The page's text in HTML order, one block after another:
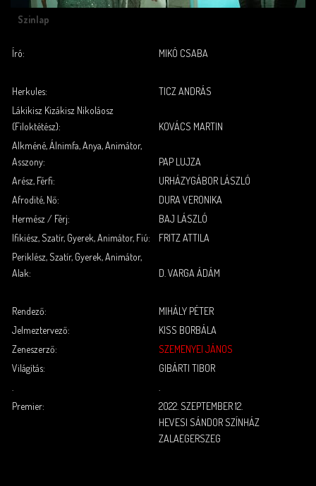
Szinlap
Író:
MIKÓ CSABA
Herkules:
TICZ ANDRÁS
Lákikisz Kizákisz Nikoláosz
(Filoktétész):
KOVÁCS MARTIN
Alkméné, Álnimfa, Anya, Animátor,
Asszony:
PAP LUJZA
Arész, Férfi:
URHÁZYGÁBOR LÁSZLÓ
Afrodité, Nő:
DURA VERONIKA
Hermész / Férj:
BAJ LÁSZLÓ
Ifikiész, Szatír, Gyerek, Animátor, Fiú:
FRITZ ATTILA
Periklész, Szatír, Gyerek, Animátor,
Alak:
D. VARGA ÁDÁM
Rendező:
MIHÁLY PÉTER
Jelmeztervező:
KISS BORBÁLA
Zeneszerző:
SZEMENYEI JÁNOS
Világítás:
GIBÁRTI TIBOR
Premier:
2022. SZEPTEMBER 12.
HEVESI SÁNDOR SZÍNHÁZ
ZALAEGERSZEG